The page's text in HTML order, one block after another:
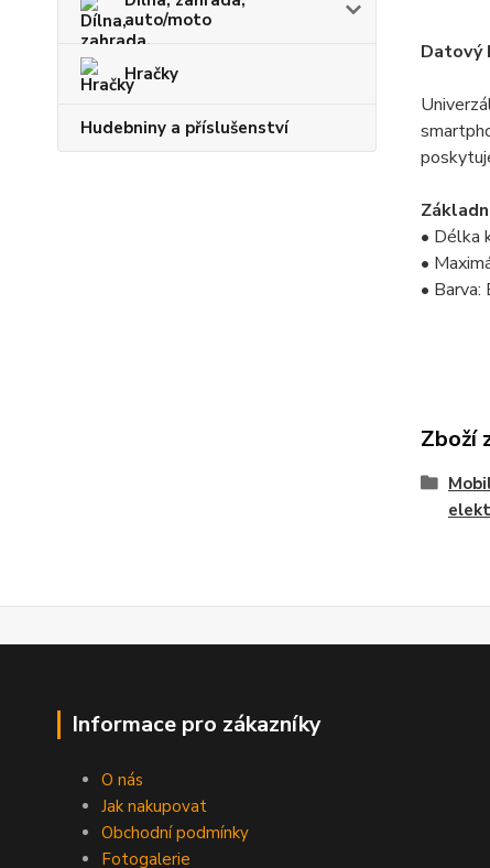
auto/moto
Hračky
Hudebniny a příslušenství
Datový
• Délka
•
• Barva:
Zboží
Informace pro zákazníky
O nás
Jak nakupovat
Obchodní podmínky
Fotogalerie